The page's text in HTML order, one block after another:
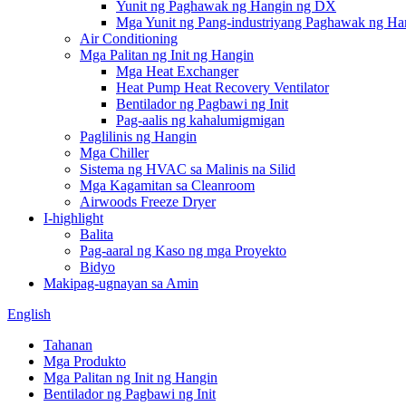
Yunit ng Paghawak ng Hangin ng DX
Mga Yunit ng Pang-industriyang Paghawak ng
Air Conditioning
Mga Palitan ng Init ng Hangin
Mga Heat Exchanger
Heat Pump Heat Recovery Ventilator
Bentilador ng Pagbawi ng Init
Pag-aalis ng kahalumigmigan
Paglilinis ng Hangin
Mga Chiller
Sistema ng HVAC sa Malinis na Silid
Mga Kagamitan sa Cleanroom
Airwoods Freeze Dryer
I-highlight
Balita
Pag-aaral ng Kaso ng mga Proyekto
Bidyo
Makipag-ugnayan sa Amin
English
Tahanan
Mga Produkto
Mga Palitan ng Init ng Hangin
Bentilador ng Pagbawi ng Init